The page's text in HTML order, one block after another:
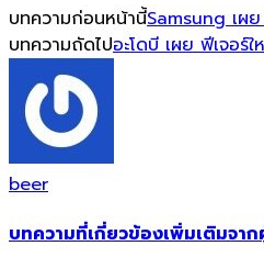
บทความก่อนหน้านี้Samsung เผ
บทความถัดไปอะโดบี เผย ฟีเจอร์
beer
บทความที่เกี่ยวข้องเพิ่มเติมจา